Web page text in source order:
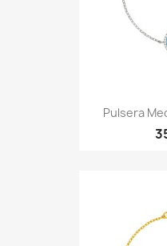
Pulsera